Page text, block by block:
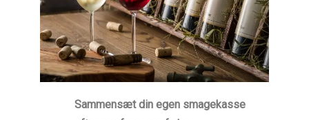
Sammensæt din egen smagekasse